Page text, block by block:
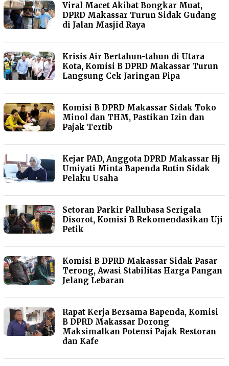
Viral Macet Akibat Bongkar Muat,
DPRD Makassar Turun Sidak Gudang
di Jalan Masjid Raya
Krisis Air Bertahun-tahun di Utara
Kota, Komisi B DPRD Makassar Turun
Langsung Cek Jaringan Pipa
Komisi B DPRD Makassar Sidak Toko
Minol dan THM, Pastikan Izin dan
Pajak Tertib
Kejar PAD, Anggota DPRD Makassar Hj
Umiyati Minta Bapenda Rutin Sidak
Pelaku Usaha
Setoran Parkir Pallubasa Serigala
Disorot, Komisi B Rekomendasikan Uji
Petik
Komisi B DPRD Makassar Sidak Pasar
Terong, Awasi Stabilitas Harga Pangan
Jelang Lebaran
Rapat Kerja Bersama Bapenda, Komisi
B DPRD Makassar Dorong
Maksimalkan Potensi Pajak Restoran
dan Kafe